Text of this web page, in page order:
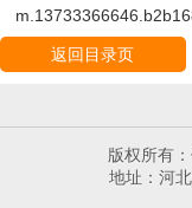
返回目录页
版权所有
地址：河